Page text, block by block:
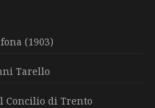
(1903)
Tarello
Concilio di Trento